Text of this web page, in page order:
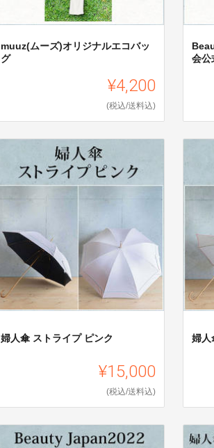
muuz(ムーズ)オリジナルエコバッ
グ
¥4,200
(税込/送料込)
会公
婦人傘 ストライプ ピンク
¥15,000
(税込/送料込)
婦人